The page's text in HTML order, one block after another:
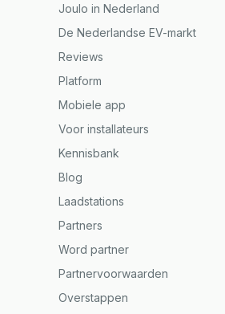
Joulo in Nederland
De Nederlandse EV-markt
Reviews
Platform
Mobiele app
Voor installateurs
Kennisbank
Blog
Laadstations
Partners
Word partner
Partnervoorwaarden
Overstappen